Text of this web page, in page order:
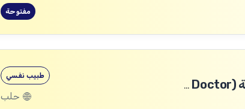
مفتوحة
طبيب رأب الفجوة في الصحة النفسية (mhGAP Doctor)
طبيب نفسي
حلب